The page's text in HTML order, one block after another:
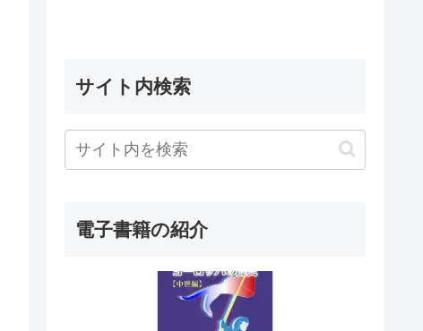
サイト内検索
電子書籍の紹介